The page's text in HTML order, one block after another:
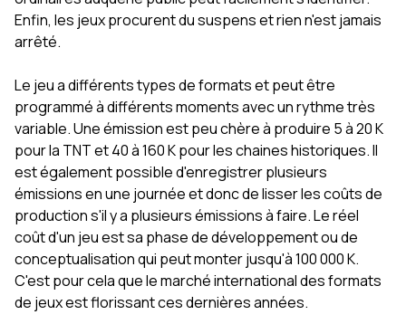
Enfin, les jeux procurent du suspens et rien n'est jamais
arrêté.
Le jeu a différents types de formats et peut être
programmé à différents moments avec un rythme très
variable. Une émission est peu chère à produire 5 à 20 K
pour la TNT et 40 à 160 K pour les chaines historiques. Il
est également possible d'enregistrer plusieurs
émissions en une journée et donc de lisser les coûts de
production s'il y a plusieurs émissions à faire. Le réel
coût d'un jeu est sa phase de développement ou de
conceptualisation qui peut monter jusqu'à 100 000 K.
C'est pour cela que le marché international des formats
de jeux est florissant ces dernières années.